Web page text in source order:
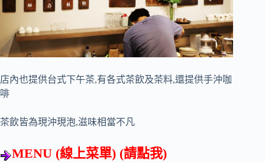
店內也提供台式下午茶,有各式茶飲及茶料,還提供手沖咖
啡
茶飲皆為現沖現泡,滋味相當不凡
MENU (線上菜單) (請點我)